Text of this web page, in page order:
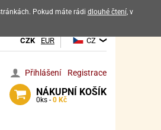
CZK EUR CZ
Přihlášení Registrace
NÁKUPNÍ KOŠÍK
0 ks - 0 Kč
Pokud máte rádi dlouhé čtení, v